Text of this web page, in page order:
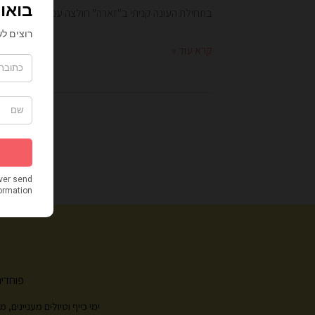
בתחילת העונה קניתי ב"זארה" חולצה עם איורים
ימי כייף וטיולים